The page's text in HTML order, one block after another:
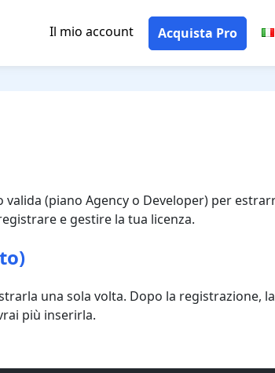
Il mio account Acquista Pro
valida (piano Agency o Developer) per
e gestire la tua licenza.
una sola volta. Dopo la registrazione,
più inserirla.